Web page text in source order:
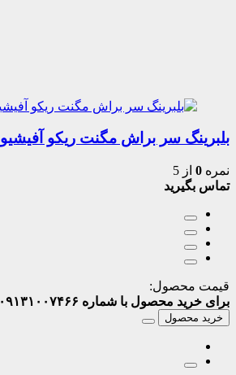
بلبرینگ سر براش مگنت ریکو آفیشیو Richo Aficio
نمره 0 از 5
تماس بگیرید
قیمت محصول:
برای خرید محصول با شماره ۰۹۱۳۱۰۰۷۴۶۶ تماس بگیرید
خرید محصول